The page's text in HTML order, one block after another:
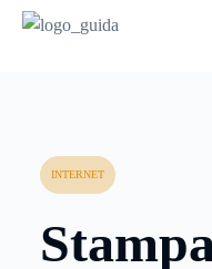
INTERNET